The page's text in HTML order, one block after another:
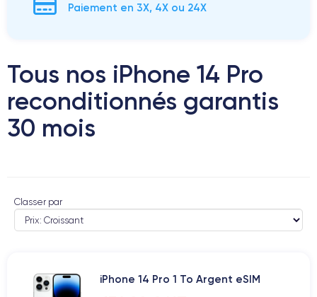
Paiement en 3X, 4X ou 24X
Tous nos iPhone 14 Pro
reconditionnés garantis
30 mois
Classer par
iPhone 14 Pro 1 To Argent eSIM